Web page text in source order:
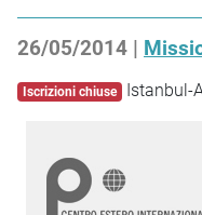
26/05/2014 |
Iscrizioni chiuse Istanbul-